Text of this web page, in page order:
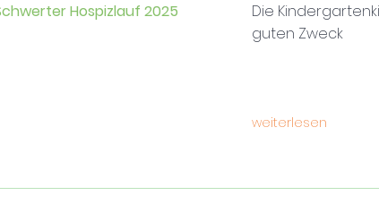
Hospizlauf 2025
Die
guten Zweck
weiterlesen